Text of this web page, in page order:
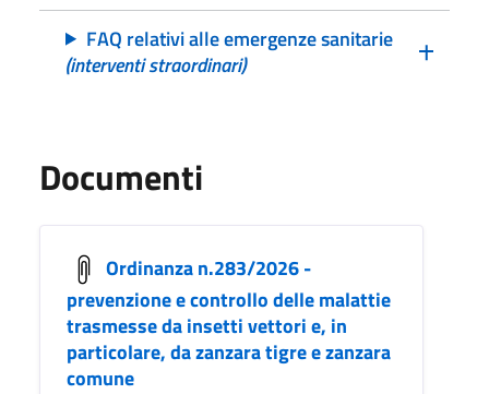
FAQ relativi alle emergenze sanitarie
(interventi straordinari)
Documenti
Ordinanza n.283/2026 -
prevenzione e controllo delle malattie
trasmesse da insetti vettori e, in
particolare, da zanzara tigre e zanzara
comune